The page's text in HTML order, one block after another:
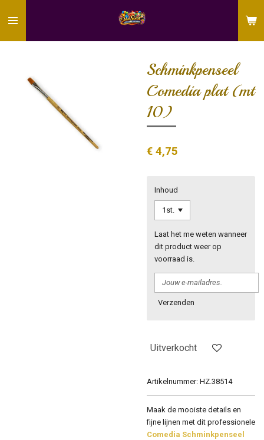
direct
Schminkpenseel
Comedia plat (mt
10)
€ 4,75
Inhoud
Laat het me weten wanneer
dit product weer op
voorraad is.
Verzenden
Uitverkocht
Artikelnummer: HZ.38514
Maak de mooiste details en
fijne lijnen met dit professionele
Comedia Schminkpenseel